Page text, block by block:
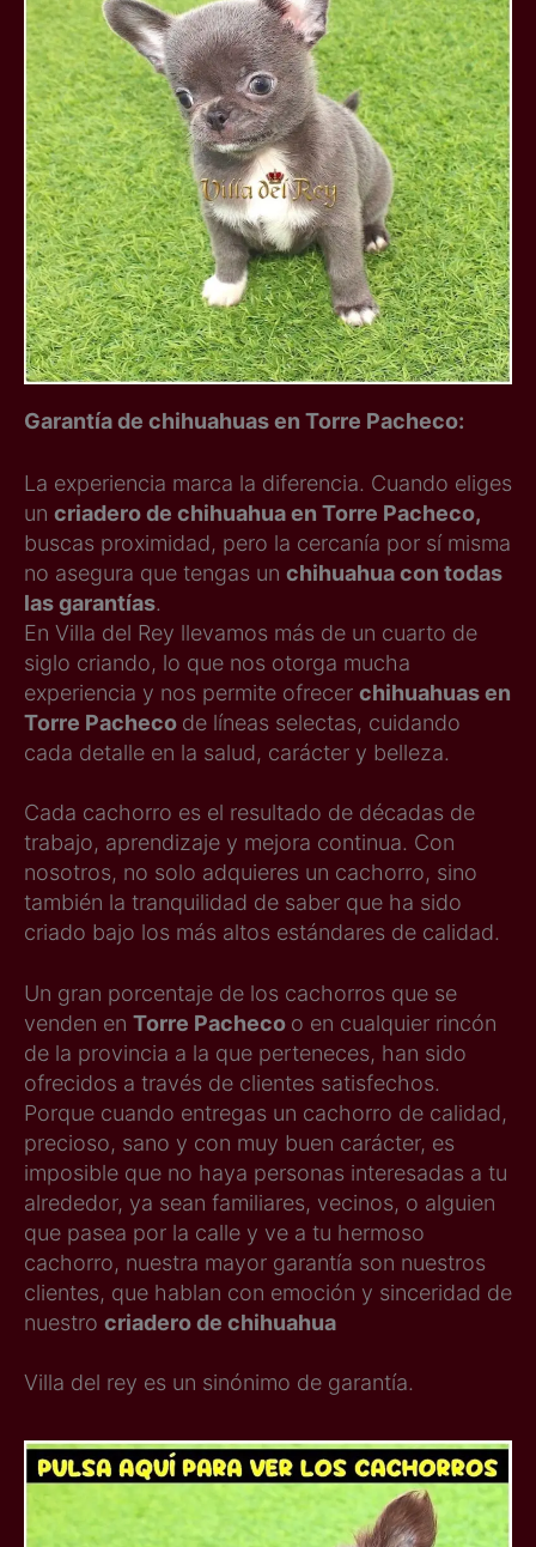
Garantía de chihuahuas en Torre Pacheco:
La experiencia marca la diferencia. Cuando eliges
un criadero de chihuahua en Torre Pacheco,
buscas proximidad, pero la cercanía por sí misma
no asegura que tengas un chihuahua con todas
las garantías.
En Villa del Rey llevamos más de un cuarto de
siglo criando, lo que nos otorga mucha
experiencia y nos permite ofrecer chihuahuas en
Torre Pacheco de líneas selectas, cuidando
cada detalle en la salud, carácter y belleza.
Cada cachorro es el resultado de décadas de
trabajo, aprendizaje y mejora continua. Con
nosotros, no solo adquieres un cachorro, sino
también la tranquilidad de saber que ha sido
criado bajo los más altos estándares de calidad.
Un gran porcentaje de los cachorros que se
venden en Torre Pacheco o en cualquier rincón
de la provincia a la que perteneces, han sido
ofrecidos a través de clientes satisfechos.
Porque cuando entregas un cachorro de calidad,
precioso, sano y con muy buen carácter, es
imposible que no haya personas interesadas a tu
alrededor, ya sean familiares, vecinos, o alguien
que pasea por la calle y ve a tu hermoso
cachorro, nuestra mayor garantía son nuestros
clientes, que hablan con emoción y sinceridad de
nuestro criadero de chihuahua
Villa del rey es un sinónimo de garantía.